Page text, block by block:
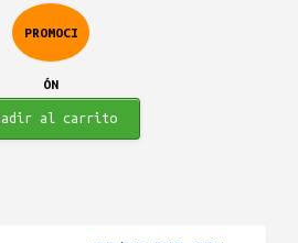
PROMOCI
ÓN
es:
$643.900.
al carrito